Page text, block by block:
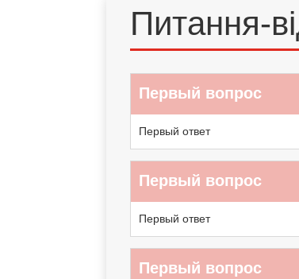
Питання-
Первый вопрос
Первый ответ
Первый вопрос
Первый ответ
Первый вопрос